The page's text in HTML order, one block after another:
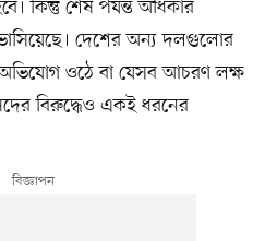
কিন্তু শেষ পর্যন্ত অধিকার
দেশের অন্য দলগুলোর
অভিযোগ ওঠে বা যেসব আচরণ লক্ষ
বিরুদ্ধেও একই ধরনের